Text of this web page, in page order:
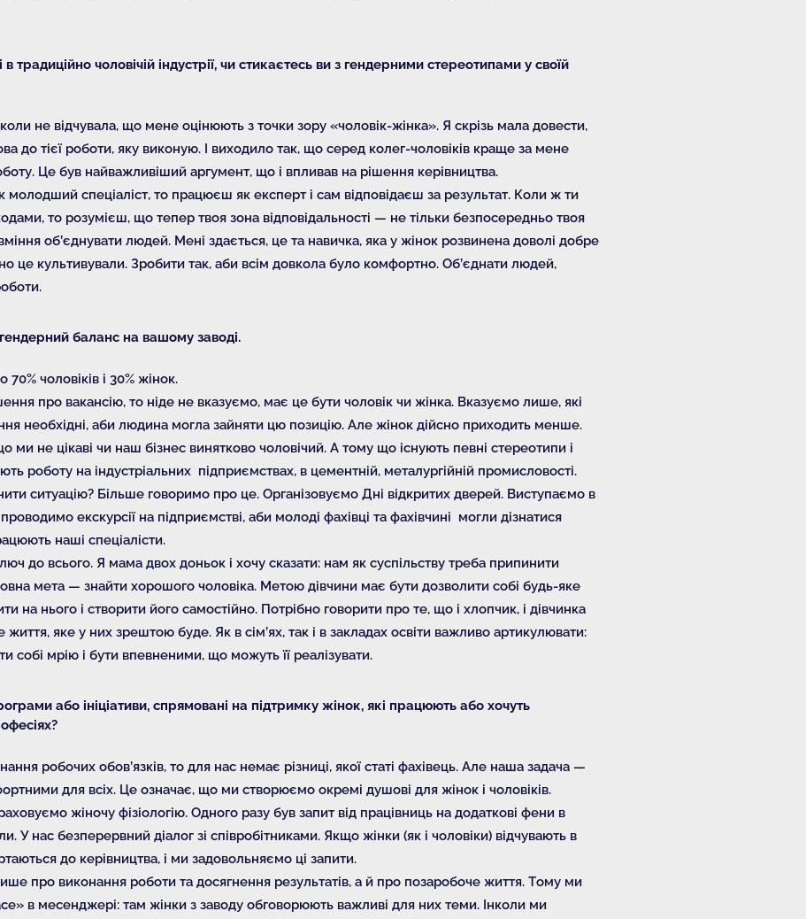
традиційно чоловічій індустрії, чи стикаєтесь ви з гендерними стереотипами у своїй
не відчувала, що мене оцінюють з точки зору «чоловік-жінка». Я скрізь мала довести,
до тієї роботи, яку виконую. І виходило так, що серед колег-чоловіків краще за мене
Це був найважливіший аргумент, що і впливав на рішення керівництва.
спеціаліст, то працюєш як експерт і сам відповідаєш за результат. Коли ж ти
то розумієш, що тепер твоя зона відповідальності — не тільки безпосередньо твоя
об’єднувати людей. Мені здається, це та навичка, яка у жінок розвинена доволі добре
це культивували. Зробити так, аби всім довкола було комфортно. Об’єднати людей,
баланс на вашому заводі.
чоловіків і 30% жінок.
про вакансію, то ніде не вказуємо, має це бути чоловік чи жінка. Вказуємо лише, які
необхідні, аби людина могла зайняти цю позицію. Але жінок дійсно приходить менше.
ми не цікаві чи наш бізнес винятково чоловічий. А тому що існують певні стереотипи і
роботу на індустріальних підприємствах, в цементній, металургійній промисловості.
ситуацію? Більше говоримо про це. Організовуємо Дні відкритих дверей. Виступаємо в
екскурсії на підприємстві, аби молоді фахівці та фахівчині могли дізнатися
наші спеціалісти.
до всього. Я мама двох доньок і хочу сказати: нам як суспільству треба припинити
мета — знайти хорошого чоловіка. Метою дівчини має бути дозволити собі будь-яке
на нього і створити його самостійно. Потрібно говорити про те, що і хлопчик, і дівчинка
життя, яке у них зрештою буде. Як в сім’ях, так і в закладах освіти важливо артикулювати:
собі мрію і бути впевненими, що можуть її реалізувати.
або ініціативи, спрямовані на підтримку жінок, які працюють або хочуть
робочих обов’язків, то для нас немає різниці, якої статі фахівець. Але наша задача —
для всіх. Це означає, що ми створюємо окремі душові для жінок і чоловіків.
жіночу фізіологію. Одного разу був запит від працівниць на додаткові фени в
У нас безперервний діалог зі співробітниками. Якщо жінки (як і чоловіки) відчувають в
до керівництва, і ми задовольняємо ці запити.
про виконання роботи та досягнення результатів, а й про позаробоче життя. Тому ми
в месенджері: там жінки з заводу обговорюють важливі для них теми. Інколи ми